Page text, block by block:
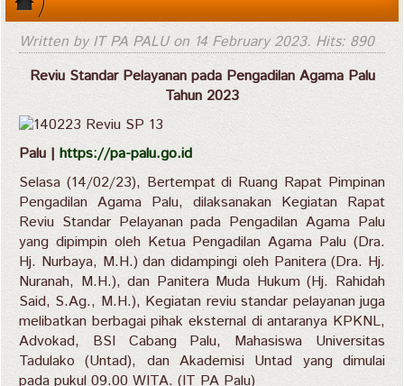
Written by IT PA PALU on 14 February 2023. Hits: 890
Reviu Standar Pelayanan pada Pengadilan Agama Palu
Tahun 2023
Palu | https://pa-palu.go.id
Selasa (14/02/23), Bertempat di Ruang Rapat Pimpinan
Pengadilan Agama Palu, dilaksanakan Kegiatan Rapat
Reviu Standar Pelayanan pada Pengadilan Agama Palu
yang dipimpin oleh Ketua Pengadilan Agama Palu (Dra.
Hj. Nurbaya, M.H.) dan didampingi oleh Panitera (Dra. Hj.
Nuranah, M.H.), dan Panitera Muda Hukum (Hj. Rahidah
Said, S.Ag., M.H.), Kegiatan reviu standar pelayanan juga
melibatkan berbagai pihak eksternal di antaranya KPKNL,
Advokad, BSI Cabang Palu, Mahasiswa Universitas
Tadulako (Untad), dan Akademisi Untad yang dimulai
pada pukul 09.00 WITA. (IT PA Palu)